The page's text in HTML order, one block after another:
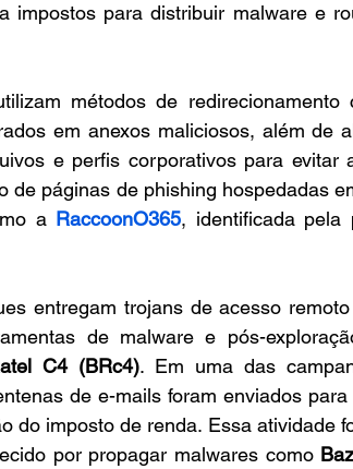
impostos para distribuir malware e
métodos de
em anexos maliciosos, além de
e perfis corporativos para evitar
de páginas de phishing hospedadas
a RaccoonO365, identificada pela
entregam trojans de acesso
de malware e pós-
C4 (BRc4). Em uma das
de e-mails foram enviados
por propagar malwares como